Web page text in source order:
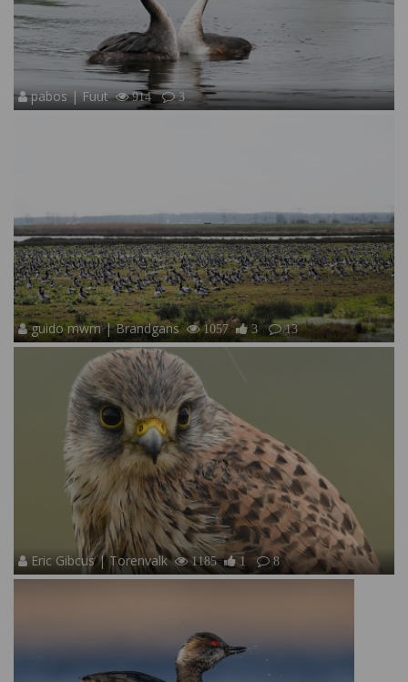
pabos | Fuut 914 3
guido mwm | Brandgans 1057 3 13
Eric Gibcus | Torenvalk 1185 1 8